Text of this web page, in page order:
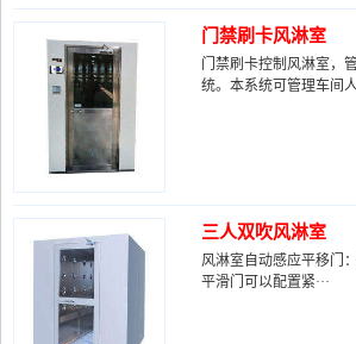
门禁刷卡风淋室
门禁刷卡控制风淋室，
统。本系统可管理车间人
三人双吹风淋室
风淋室自动感应平移门
平滑门可以配置紧···